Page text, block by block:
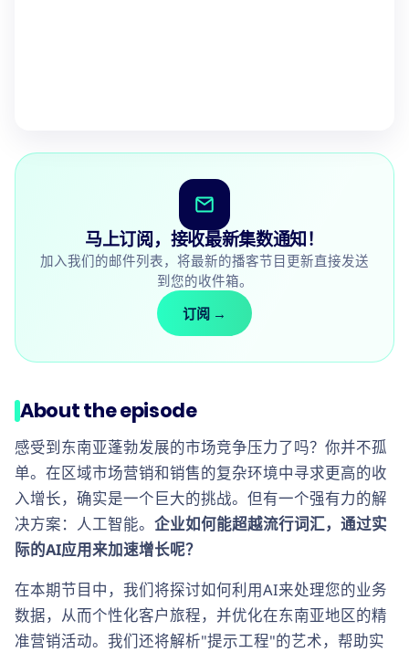
马上订阅，接收最新集数通知！
加入我们的邮件列表，将最新的播客节目更新直接发送
到您的收件箱。
订阅 →
About the episode
感受到东南亚蓬勃发展的市场竞争压力了吗？你并不孤
单。在区域市场营销和销售的复杂环境中寻求更高的收
入增长，确实是一个巨大的挑战。但有一个强有力的解
决方案：人工智能。 企业如何能超越流行词汇，通过实
际的AI应用来加速增长呢？
在本期节目中，我们将探讨如何利用AI来处理您的业务
数据，从而个性化客户旅程，并优化在东南亚地区的精
准营销活动。我们还将解析"提示工程"的艺术，帮助实